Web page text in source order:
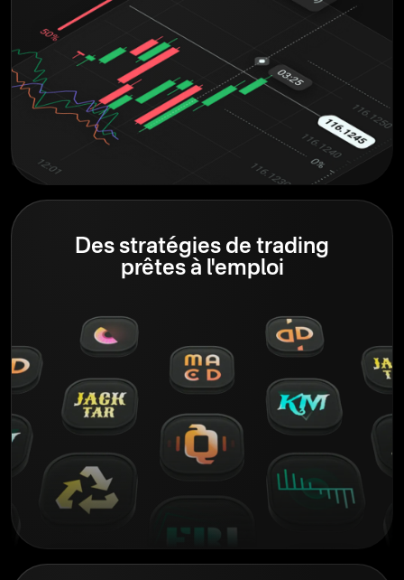
Des stratégies de trading
prêtes à l'emploi